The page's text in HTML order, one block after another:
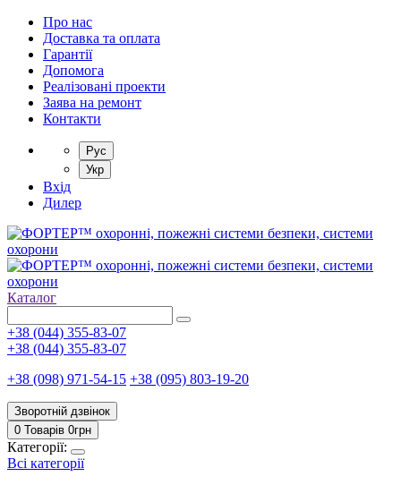
Про нас
Доставка та оплата
Гарантії
Допомога
Реалізовані проекти
Заява на ремонт
Контакти
Рус
Укр
Вхід
Дилер
Каталог
+38 (044) 355-83-07
+38 (044) 355-83-07
+38 (098) 971-54-15 +38 (095) 803-19-20
Зворотній дзвінок
0 Товарів 0грн
Категорії:
Всі категорії